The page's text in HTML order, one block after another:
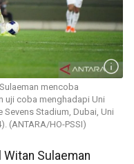
mencoba
uji coba menghadapi Uni
Sevens Stadium, Dubai, Uni
(ANTARA/HO-PSSI)
Witan Sulaeman